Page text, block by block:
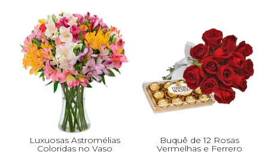
Luxuosas Astromélias
Coloridas no Vaso
Buquê de 12 Rosas
Vermelhas e Ferrero